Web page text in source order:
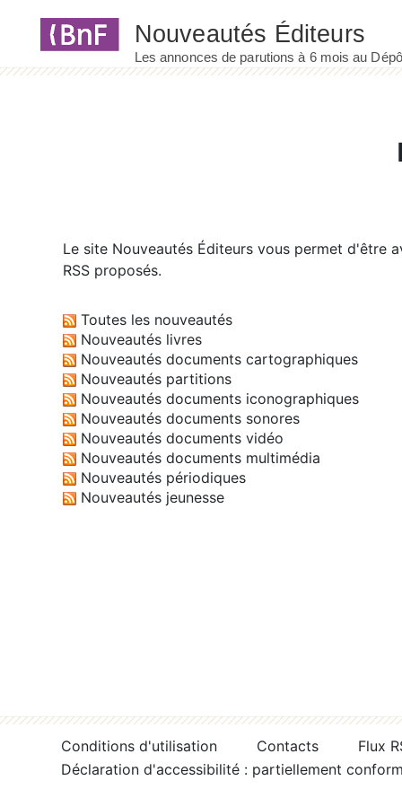
Le site Nouveautés Éditeurs vous permet d'être
RSS proposés.
Toutes les nouveautés
Nouveautés livres
Nouveautés documents cartographiques
Nouveautés partitions
Nouveautés documents iconographiques
Nouveautés documents sonores
Nouveautés documents vidéo
Nouveautés documents multimédia
Nouveautés périodiques
Nouveautés jeunesse
Conditions d'utilisation Contacts
Flux
Déclaration d'accessibilité : partiellement